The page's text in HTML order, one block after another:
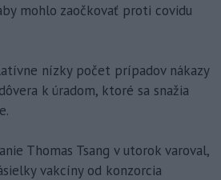
mohlo zaočkovať proti covidu
nízky počet prípadov nákazy
k úradom, ktoré sa snažia
Thomas Tsang v utorok varoval,
vakcíny od konzorcia